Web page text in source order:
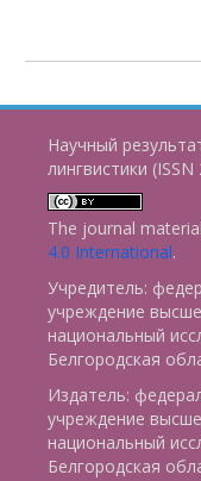
Научный
лингвистики
The journal
4.0 International.
Учредитель:
учреждение
национальный
Белгородская
Издатель:
учреждение
национальный
Белгородская